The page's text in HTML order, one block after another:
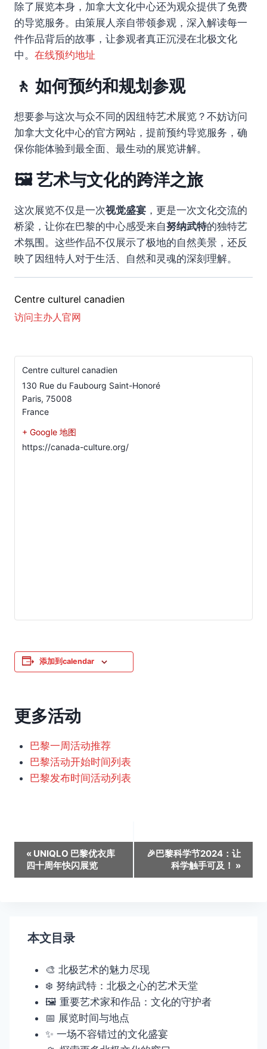
除了展览本身，加拿大文化中心还为观众提供了免费
的导览服务。由策展人亲自带领参观，深入解读每一
件作品背后的故事，让参观者真正沉浸在北极文化
中。 在线预约地址
🚶 如何预约和规划参观
想要参与这次与众不同的因纽特艺术展览？不妨访问
加拿大文化中心的官方网站，提前预约导览服务，确
保你能体验到最全面、最生动的展览讲解。
🖼️ 艺术与文化的跨洋之旅
这次展览不仅是一次视觉盛宴 ，更是一次文化交流的
桥梁，让你在巴黎的中心感受来自努纳武特的独特艺
术氛围。这些作品不仅展示了极地的自然美景，还反
映了因纽特人对于生活、自然和灵魂的深刻理解。
Centre culturel canadien
访问主办人官网
Centre culturel canadien
130 Rue du Faubourg Saint-Honoré
Paris, 75008
France
+ Google 地图
https://canada-culture.org/
添加到calendar
更多活动
巴黎一周活动推荐
巴黎活动开始时间列表
巴黎发布时间活动列表
活
动
« UNIQLO 巴黎优衣库
四十周年快闪展览
🎉巴黎科学节2024：让
科学触手可及！ »
本文目录
🎨 北极艺术的魅力尽现
❄️ 努纳武特：北极之心的艺术天堂
🖼️ 重要艺术家和作品：文化的守护者
📅 展览时间与地点
✨ 一场不容错过的文化盛宴